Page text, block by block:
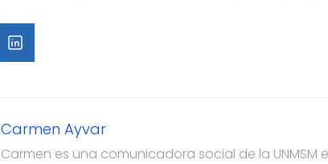
Carmen Ayvar
Carmen es una comunicadora social de la